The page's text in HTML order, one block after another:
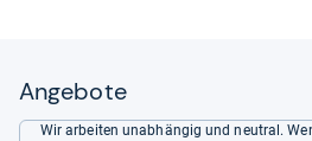
Angebote
Wir arbeiten unabhängig und neutral.